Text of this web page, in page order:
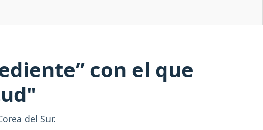
con el que
del Sur.